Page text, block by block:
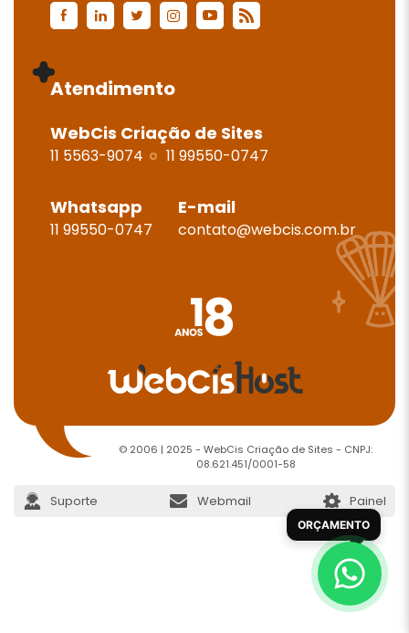
Atendimento
WebCis Criação de Sites
11 5563-9074 11 99550-0747
Whatsapp
11 99550-0747
E-mail
contato@webcis.com.br
© 2006 | 2025 - WebCis Criação de Sites - CNPJ:
08.621.451/0001-58
Suporte Webmail Painel
ORÇAMENTO